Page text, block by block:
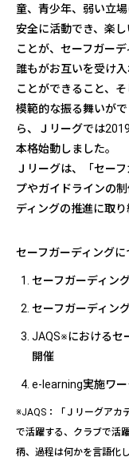
童、青少年、弱い立
安全に活動でき、楽
ことが、セーフガーデ
誰もがお互いを受け
ことができること、
模範的な振る舞いが
ら、Ｊリーグでは
本格始動しました。
Ｊリーグは、「セー
プやガイドラインの
ディングの推進に取り
セーフガーディング
セーフガーディン
セーフガーディン
JAQS※におけるセ
開催
e-learning実施ワ
※JAQS：「Ｊリーグアカ
で活躍する、クラブで活
柄、過程は何かを言語化